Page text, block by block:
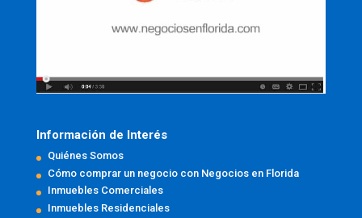
Información de Interés
Quiénes Somos
Cómo comprar un negocio con Negocios en Florida
Inmuebles Comerciales
Inmuebles Residenciales